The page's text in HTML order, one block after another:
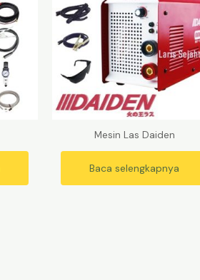
Mesin Las Daiden
Baca selengkapnya